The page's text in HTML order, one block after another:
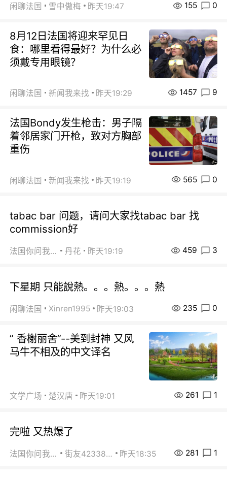
闲聊法国 雪中傲梅 昨天19:47 155 0
8月12日法国将迎来罕见日
食：哪里看得最好？为什么必
须戴专用眼镜？
闲聊法国 新闻我来找 昨天19:29 1457 9
法国Bondy发生枪击：男子隔
着邻居家门开枪，致对方胸部
重伤
闲聊法国 新闻我来找 昨天19:19 565 0
tabac bar 问题，请问大家找tabac bar 找
commission好
法国你问我答 丹花 昨天19:19 459 3
下星期 只能說熱。。。熱。。。熱
闲聊法国 Xinren1995 昨天19:03 235 0
” 香榭丽舍”--美到封神 又风
马牛不相及的中文译名
文学广场 楚汉唐 昨天19:01 261 1
完啦 又热爆了
法国你问我答 街友42338202 昨天18:35 281 1